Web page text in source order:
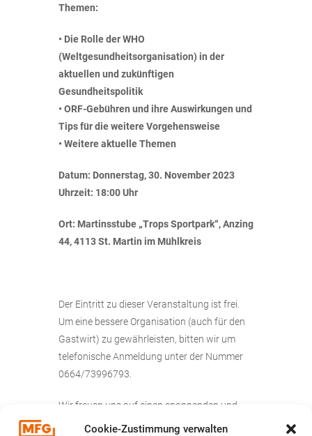
Cookie-Zustimmung verwalten
Themen:
• Die Rolle der WHO
(Weltgesundheitsorganisation) in der
aktuellen und zukünftigen
Gesundheitspolitik
• ORF-Gebühren und ihre Auswirkungen und
Tips für die weitere Vorgehensweise
• Weitere aktuelle Themen
Datum: Donnerstag, 30. November 2023
Uhrzeit: 18:00 Uhr
Ort: Martinsstube „Trops Sportpark“, Anzing
44, 4113 St. Martin im Mühlkreis
Der Eintritt zu dieser Veranstaltung ist frei.
Um eine bessere Organisation (auch für den
Gastwirt) zu gewährleisten, bitten wir um
telefonische Anmeldung unter der Nummer
0664/73996793.
Wir freuen uns auf einen spannenden und
informativen Abend und auf zahlreiche